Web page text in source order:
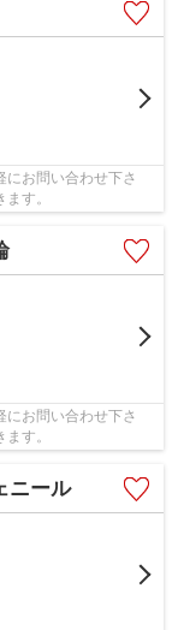
お問い合わせ下さ
す。
お問い合わせ下さ
す。
ニール